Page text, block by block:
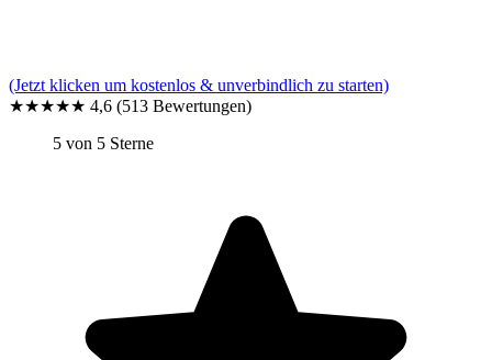
(Jetzt klicken um kostenlos & unverbindlich zu starten)
★★★★★ 4,6 (513 Bewertungen)
5 von 5 Sterne